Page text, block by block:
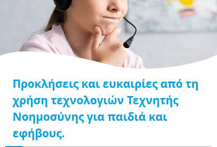
Προκλήσεις και ευκαιρίες από τη
χρήση τεχνολογιών Τεχνητής
Νοημοσύνης για παιδιά και
εφήβους.